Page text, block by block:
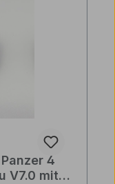
4
V7.0 mit